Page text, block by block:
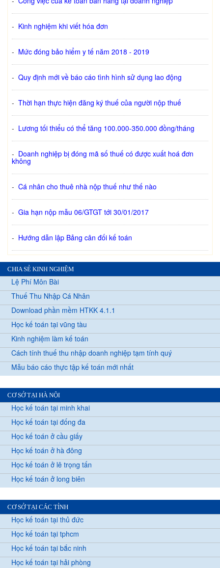
- Kinh nghiệm khi viết hóa đơn
- Mức đóng bảo hiểm y tế năm 2018 - 2019
- Quy định mới về báo cáo tình hình sử dụng lao động
- Thời hạn thực hiện đăng ký thuế của người nộp thuế
- Lương tối thiểu có thể tăng 100.000-350.000 đồng/tháng
- Doanh nghiệp bị đóng mã số thuế có được xuất hoá đơn
không
- Cá nhân cho thuê nhà nộp thuế như thế nào
- Gia hạn nộp mẫu 06/GTGT tới 30/01/2017
- Hướng dẫn lập Bảng cân đối kế toán
CHIA SẺ KINH NGHIỆM
Lệ Phí Môn Bài
Thuế Thu Nhập Cá Nhân
Download phần mềm HTKK 4.1.1
Học kế toán tại vũng tàu
Kinh nghiệm làm kế toán
Cách tính thuế thu nhập doanh nghiệp tạm tính quý
Mẫu báo cáo thực tập kế toán mới nhất
CƠ SỞ TẠI HÀ NỘI
Học kế toán tại minh khai
Học kế toán tại đống đa
Học kế toán ở cầu giấy
Học kế toán ở hà đông
Học kế toán ở lê trọng tấn
Học kế toán ở long biên
CƠ SỞ TẠI CÁC TỈNH
Học kế toán tại thủ đức
Học kế toán tại tphcm
Học kế toán tại bắc ninh
Học kế toán tại hải phòng